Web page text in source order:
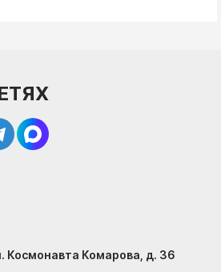
Космонавта Комарова, д. 36